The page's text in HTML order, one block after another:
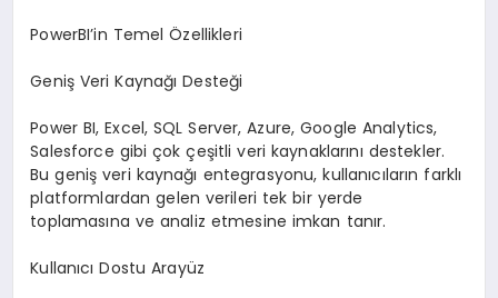
PowerBI’in Temel Özellikleri
Geniş Veri Kaynağı Desteği
Power BI, Excel, SQL Server, Azure, Google Analytics,
Salesforce gibi çok çeşitli veri kaynaklarını destekler.
Bu geniş veri kaynağı entegrasyonu, kullanıcıların farklı
platformlardan gelen verileri tek bir yerde
toplamasına ve analiz etmesine imkan tanır.
Kullanıcı Dostu Arayüz